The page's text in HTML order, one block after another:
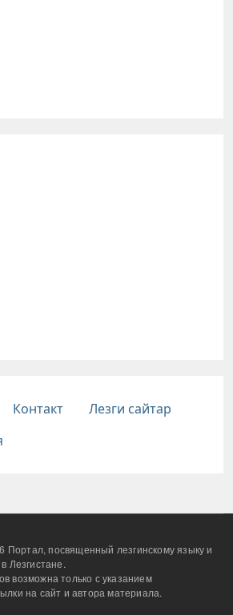
Контакт
Лезги сайтар
Портал, посвященный лезгинскому языку и
Лезгистане.
возможна только с указанием
на сайт и автора материала.